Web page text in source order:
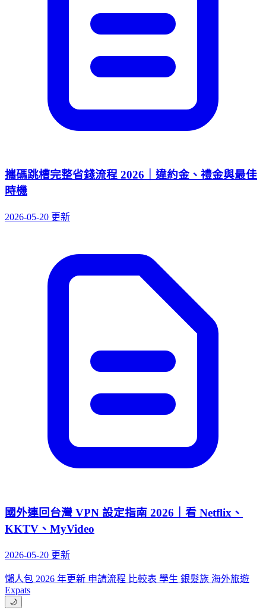
攜碼跳槽完整省錢流程 2026｜違約金、禮金與最佳
時機
2026-05-20 更新
國外連回台灣 VPN 設定指南 2026｜看 Netflix、
KKTV、MyVideo
2026-05-20 更新
懶人包 2026 年更新 申請流程 比較表 學生 銀髮族 海外旅遊
Expats
🌙